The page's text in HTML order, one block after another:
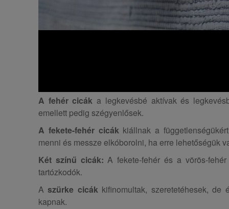
A fehér cicák a legkevésbé aktívak és
emellett pedig szégyenlősek.
A fekete-fehér cicákkiállnak a
menni és messze elkóborolni, ha erre lehetőségük
Két színű cicák:A fekete-fehér és a vörös-
tartózkodók.
Aszürke cicákkifinomultak, szeretetéhesek, de
kapnak.